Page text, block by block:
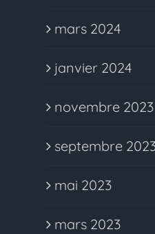
mars 2024
janvier 2024
novembre 2023
septembre
mai 2023
mars 2023